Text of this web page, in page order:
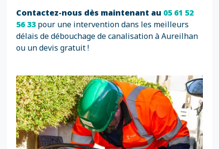
Contactez-nous dès maintenant au 05 61 52
56 33 pour une intervention dans les meilleurs
délais de débouchage de canalisation à Aureilhan
ou un devis gratuit !